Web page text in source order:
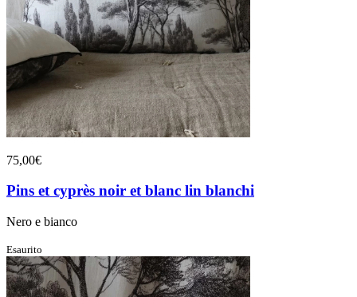
75,00€
Pins et cyprès noir et blanc lin blanchi
Nero e bianco
Esaurito